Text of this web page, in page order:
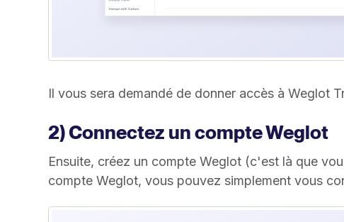
Il vous sera demandé de donner accès à Weglot
2) Connectez un compte Weglot
Ensuite, créez un compte Weglot (c'est là que
compte Weglot, vous pouvez simplement vous